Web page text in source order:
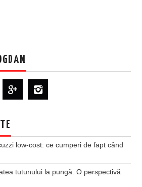
low-cost: ce cumperi de fapt când
tutunului la pungă: O perspectivă